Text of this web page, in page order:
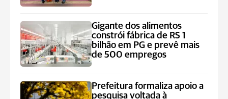
Gigante dos alimentos
constrói fábrica de RS 1
bilhão em PG e prevê mais
de 500 empregos
Prefeitura formaliza apoio a
pesquisa voltada à